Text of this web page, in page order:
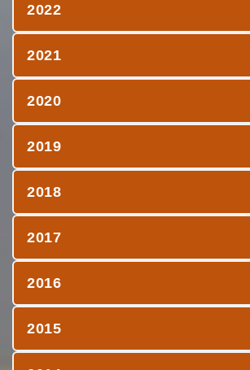
2022
2021
2020
2019
2018
2017
2016
2015